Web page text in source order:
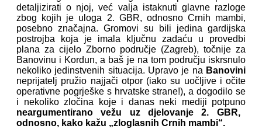
detaljizirati o njoj, već valja istaknuti glavne razloge
zbog kojih je uloga 2. GBR, odnosno Crnih mambi,
posebno značajna. Gromovi su bili jedina gardijska
postrojba koja je imala ključnu zadaću u provedbi
plana za cijelo Zborno područje (Zagreb), točnije za
Banovinu i Kordun, a baš je na tom području iskrsnulo
nekoliko jedinstvenih situacija. Upravo je na Banovini
neprijatelj pružio najjači otpor (iako su uočljive i očite
operativne pogrješke s hrvatske strane!), a dogodilo se
i nekoliko zločina koje i danas neki mediji potpuno
neargumentirano vežu uz djelovanje 2. GBR,
odnosno, kako kažu „zloglasnih Crnih mambi“.